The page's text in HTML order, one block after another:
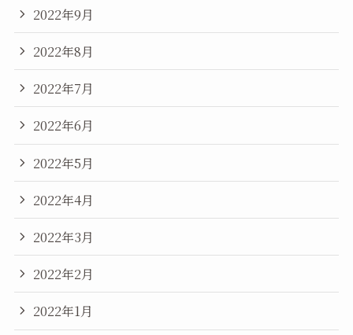
2022年9月
2022年8月
2022年7月
2022年6月
2022年5月
2022年4月
2022年3月
2022年2月
2022年1月